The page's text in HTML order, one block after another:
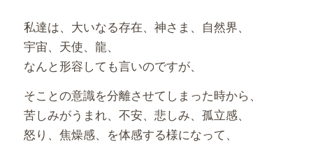
私達は、大いなる存在、神さま、自然界、
宇宙、天使、龍、
なんと形容しても言いのですが、
そことの意識を分離させてしまった時から、
苦しみがうまれ、不安、悲しみ、孤立感、
怒り、焦燥感、を体感する様になって、